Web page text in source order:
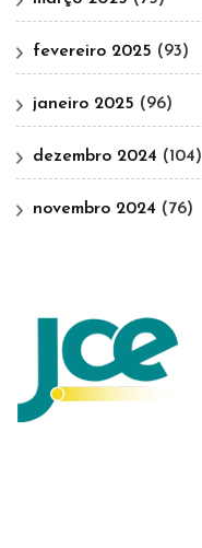
fevereiro 2025 (93)
janeiro 2025 (96)
dezembro 2024 (104)
novembro 2024 (76)